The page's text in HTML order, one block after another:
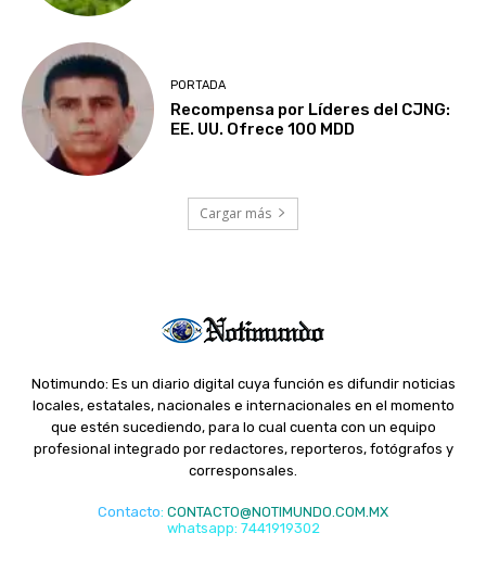
PORTADA
Recompensa por Líderes del CJNG:
EE. UU. Ofrece 100 MDD
Cargar más
Notimundo: Es un diario digital cuya función es difundir noticias
locales, estatales, nacionales e internacionales en el momento
que estén sucediendo, para lo cual cuenta con un equipo
profesional integrado por redactores, reporteros, fotógrafos y
corresponsales.
Contacto: CONTACTO@NOTIMUNDO.COM.MX
whatsapp: 7441919302